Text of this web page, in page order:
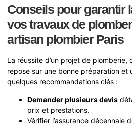
Conseils pour garantir
vos travaux de
artisan plombier Paris
La réussite d’un projet de plomberie,
repose sur une bonne préparation et
quelques recommandations clés :
Demander plusieurs devis
prix et prestations.
Vérifier l’assurance décennale